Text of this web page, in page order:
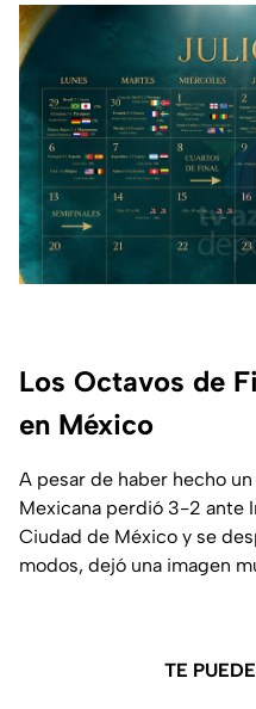
Los Octavos de
en México
A pesar de haber hecho
Mexicana perdió 3-2 ante
Ciudad de México y se
modos, dejó una imagen
TE